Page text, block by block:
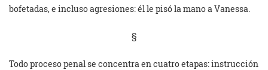
bofetadas, e incluso agresiones: él le pisó la mano a Vanessa.
§
Todo proceso penal se concentra en cuatro etapas: instrucción